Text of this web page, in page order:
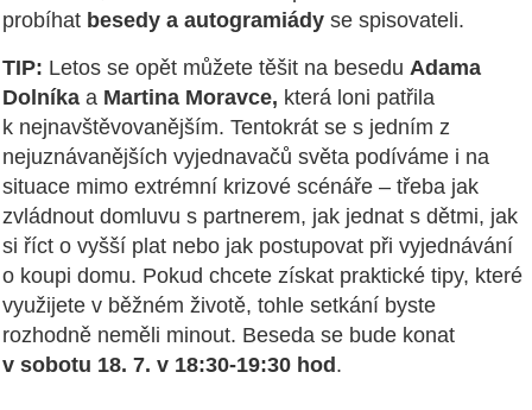
probíhat besedy a autogramiády se spisovateli.
TIP: Letos se opět můžete těšit na besedu Adama
Dolníka a Martina Moravce, která loni patřila
k nejnavštěvovanějším. Tentokrát se s jedním z
nejuznávanějších vyjednavačů světa podíváme i na
situace mimo extrémní krizové scénáře – třeba jak
zvládnout domluvu s partnerem, jak jednat s dětmi, jak
si říct o vyšší plat nebo jak postupovat při vyjednávání
o koupi domu. Pokud chcete získat praktické tipy, které
využijete v běžném životě, tohle setkání byste
rozhodně neměli minout. Beseda se bude konat
v sobotu 18. 7. v 18:30-19:30 hod.